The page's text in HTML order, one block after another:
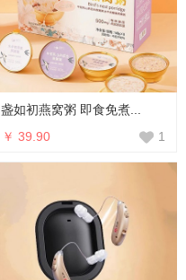
盏如初燕窝粥 即食免煮...
￥ 39.90
1